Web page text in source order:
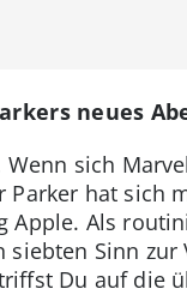
neues
sich
Parker hat
Apple. Als
siebten Sinn
Du auf die